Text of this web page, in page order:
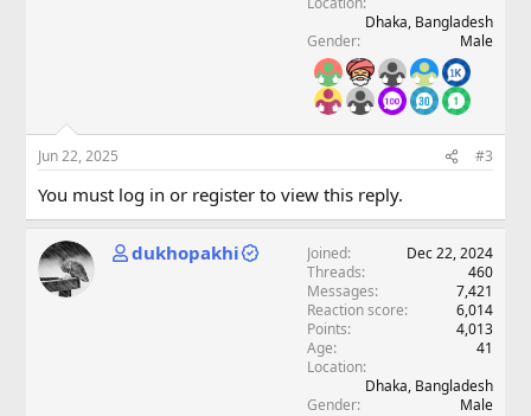
Dhaka, Bangladesh
Gender
Male
Jun 22, 2025 #3
You must log in or register to view this reply.
dukhopakhi Joined
Dec 22, 2024
Threads
460
Messages
7,421
Reaction score
6,014
Points
4,013
Age
41
Location
Dhaka, Bangladesh
Gender
Male